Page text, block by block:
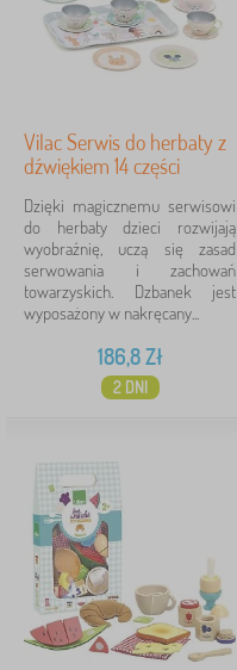
Vilac Serwis do herbaty z
dźwiękiem 14 części
Dzięki magicznemu serwisowi
do herbaty dzieci rozwijają
wyobraźnię, uczą się zasad
serwowania i zachowań
towarzyskich. Dzbanek jest
wyposażony w nakręcany...
186,8Zł
2 DNI